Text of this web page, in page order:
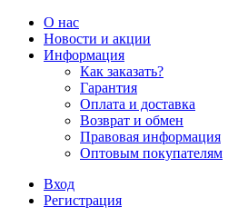
О нас
Новости и акции
Информация
Как заказать?
Гарантия
Оплата и доставка
Возврат и обмен
Правовая информация
Оптовым покупателям
Вход
Регистрация